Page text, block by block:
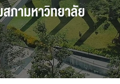
ภามหาวิทยาลัย